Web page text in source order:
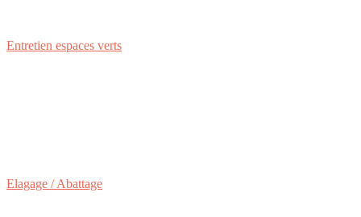
Entretien espaces verts
Elagage / Abattage